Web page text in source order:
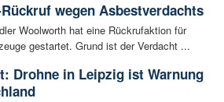
wegen Asbestverdachts
Woolworth hat eine Rückrufaktion für
gestartet. Grund ist der Verdacht ...
Drohne in Leipzig ist Warnung